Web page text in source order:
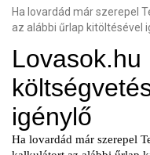
Ha lovardád már szerepel
az alábbi űrlap kitöltésével